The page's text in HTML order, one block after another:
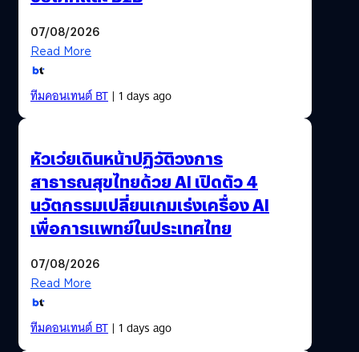
07/08/2026
Read More
ทีมคอนเทนต์ BT| 1 days ago
หัวเว่ยเดินหน้าปฏิวัติวงการ
สาธารณสุขไทยด้วย AI เปิดตัว 4
นวัตกรรมเปลี่ยนเกมเร่งเครื่อง AI
เพื่อการแพทย์ในประเทศไทย
07/08/2026
Read More
ทีมคอนเทนต์ BT| 1 days ago